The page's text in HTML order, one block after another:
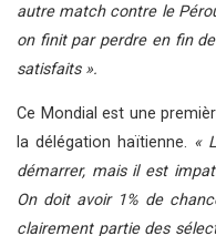
autre match contre le
on finit par perdre en fin
satisfaits ».
Ce Mondial est une
la délégation haïtienne. «
démarrer, mais il est
On doit avoir 1% de
clairement partie des